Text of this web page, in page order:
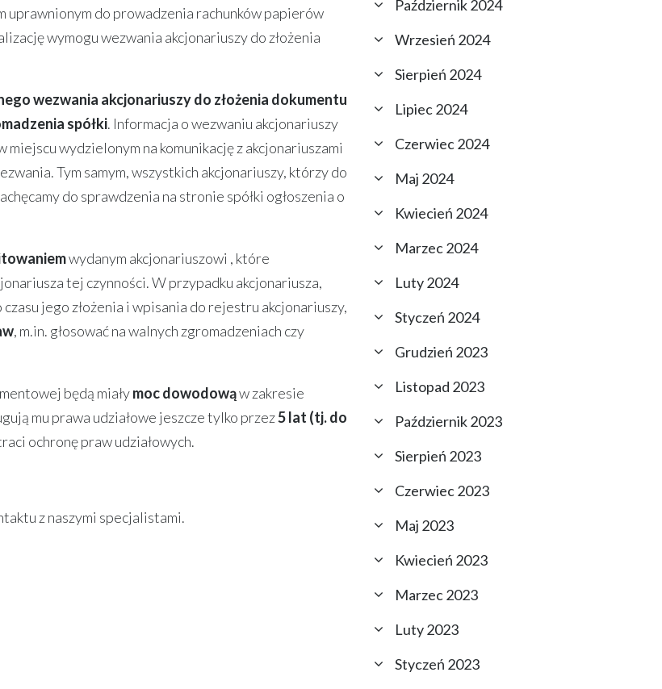
do prowadzenia rachunków papierów
wymogu wezwania akcjonariuszy do złożenia
wezwania akcjonariuszy do złożenia dokumentu
spółki. Informacja o wezwaniu akcjonariuszy
wydzielonym na komunikację z akcjonariuszami
Tym samym, wszystkich akcjonariuszy, którzy do
do sprawdzenia na stronie spółki ogłoszenia o
wydanym akcjonariuszowi , które
tej czynności. W przypadku akcjonariusza,
jego złożenia i wpisania do rejestru akcjonariuszy,
, m.in. głosować na walnych zgromadzeniach czy
będą miałymoc dowodowąw zakresie
mu prawa udziałowe jeszcze tylko przez5 lat (tj. do
ochronę praw udziałowych.
z naszymi specjalistami.
Październik 2024
Wrzesień 2024
Sierpień 2024
Lipiec 2024
Czerwiec 2024
Maj 2024
Kwiecień 2024
Marzec 2024
Luty 2024
Styczeń 2024
Grudzień 2023
Listopad 2023
Październik 2023
Sierpień 2023
Czerwiec 2023
Maj 2023
Kwiecień 2023
Marzec 2023
Luty 2023
Styczeń 2023